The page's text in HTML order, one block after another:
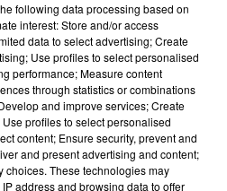
Palmieri dévoile
following data processing based on
interest: Store and/or access
data to select advertising; Create
Use profiles to select personalised
performance; Measure content
through statistics or combinations
and improve services; Create
profiles to select personalised
content; Ensure security, prevent and
and present advertising and content;
choices. These technologies may
address and browsing data to offer